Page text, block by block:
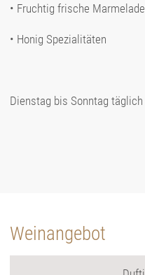
• Fruchtig frische
• Honig Spezialitäten ​
Dienstag bis Sonntag
Weinangebot